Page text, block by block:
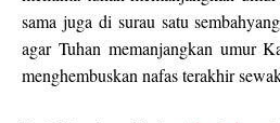
sama juga di surau satu
agar Tuhan memanjangkan umur
menghembuskan nafas terakhir